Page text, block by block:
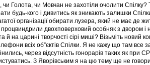
Голота, чи Мовчан не захотіли очолити
будь-кого і дивитись як зникають залишки
організації обирати лузера, який не має де
процвиндрили двохповерховий особняк з двором і
й на царині творчості сірі миші? Візьміть новий
всіх об”єктів Спілки. Я не кажу що там все
через відсутність гонорарів таких як при
З Яворівським я на цю тему ще не